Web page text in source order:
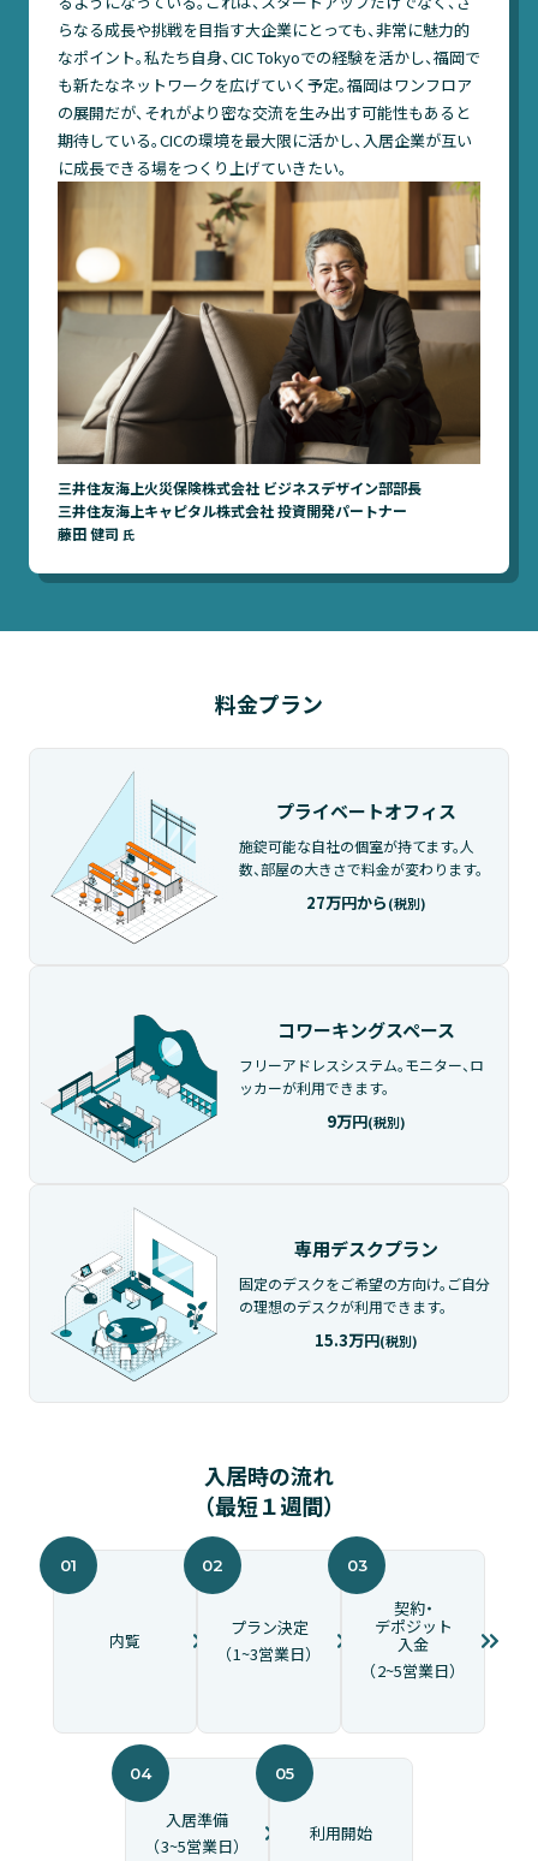
らなる成長や挑戦を目指す大企業にとっても、非常に魅力的
なポイント。私たち自身、CIC Tokyoでの経験を活かし、福岡で
も新たなネットワークを広げていく予定。福岡はワンフロア
の展開だが、それがより密な交流を生み出す可能性もあると
期待している。CICの環境を最大限に活かし、入居企業が互い
に成長できる場をつくり上げていきたい。
三井住友海上火災保険株式会社 ビジネスデザイン部部長
三井住友海上キャピタル株式会社 投資開発パートナー
藤田 健司 氏
料金プラン
プライベートオフィス
施錠可能な自社の個室が持てます。人
数、部屋の大きさで料金が変わります。
27万円から(税別)
コワーキングスペース
フリーアドレスシステム。モニター、ロ
ッカーが利用できます。
9万円(税別)
専用デスクプラン
固定のデスクをご希望の方向け。 ご自分
の理想のデスクが利用できます。
15.3万円(税別)
入居時の流れ
（最短１週間）
内覧
プラン決定
（1~3営業日）
契約・
デポジット
入金
（2~5営業日）
入居準備
（3~5営業日）
利用開始